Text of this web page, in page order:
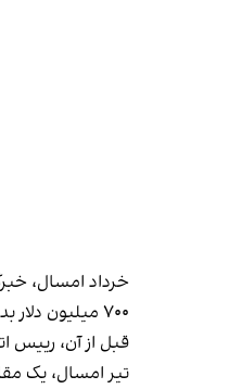
خرداد امسال،
۷۰۰ میلیون دلار بدهی گاز و برق ایران موافقت کرده است.
قبل از آن، رییس
تیر امسال، یک